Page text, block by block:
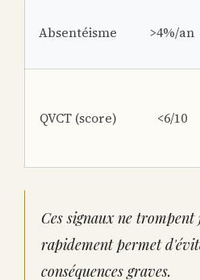
Absentéisme >4%/an
QVCT (score) <6/10
Ces signaux ne
rapidement permet
conséquences graves.